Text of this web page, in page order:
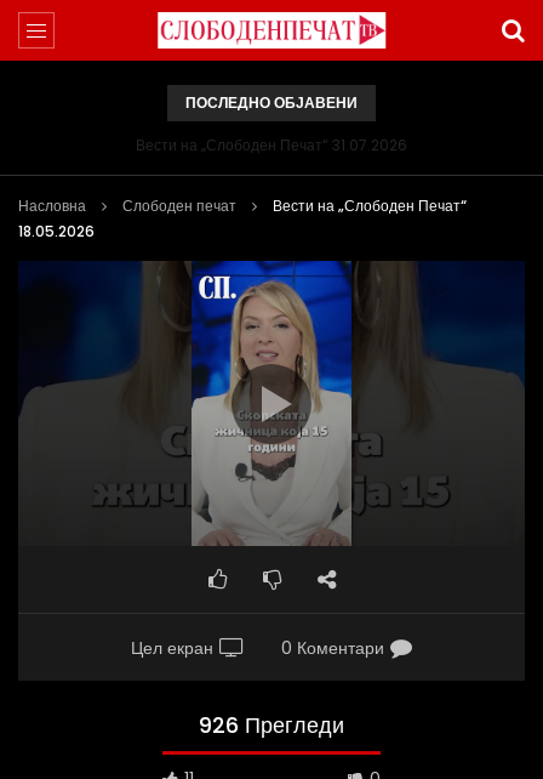
ПОСЛЕДНО ОБЈАВЕНИ
Вести на „Слободен Печат“ 31.07.2026
Насловна Слободен печат
Вести на „Слободен Печат“
18.05.2026
Цел екран 0 Коментари
926 Прегледи